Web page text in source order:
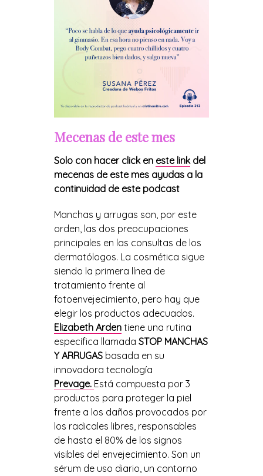
Mecenas de este mes
Solo con hacer click en este linkdel
mecenas de este mes ayudas a la
continuidad de este podcast
Manchas y arrugas son, por este
orden, las dos preocupaciones
principales en las consultas de los
dermatólogos. La cosmética sigue
siendo la primera línea de
tratamiento frente al
fotoenvejecimiento, pero hay que
elegir los productos adecuados.
Elizabeth Ardentiene una rutina
específica llamada STOP MANCHAS
Y ARRUGASbasada en su
innovadora tecnología
Prevage. Está compuesta por 3
productos para proteger la piel
frente a los daños provocados por
los radicales libres, responsables
de hasta el 80% de los signos
visibles del envejecimiento. Son un
sérum de uso diario, un contorno